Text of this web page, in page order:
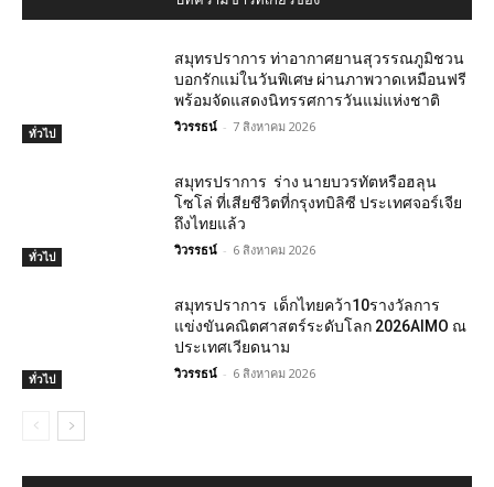
ทั่วไป
สมุทรปราการ ท่าอากาศยานสุวรรณภูมิชวน
บอกรักแม่ในวันพิเศษ ผ่านภาพวาดเหมือนฟรี
พร้อมจัดแสดงนิทรรศการวันแม่แห่งชาติ
วิวรรธน์ - 7 สิงหาคม 2026
ทั่วไป
สมุทรปราการ ร่าง นายบวรทัตหรือฮลุน
โซโล่ ที่เสียชีวิตที่กรุงทบิลิซี ประเทศจอร์เจีย
ถึงไทยแล้ว
วิวรรธน์ - 6 สิงหาคม 2026
ทั่วไป
สมุทรปราการ เด็กไทยคว้า10รางวัลการ
แข่งขันคณิตศาสตร์ระดับโลก 2026AIMO ณ
ประเทศเวียดนาม
วิวรรธน์ - 6 สิงหาคม 2026